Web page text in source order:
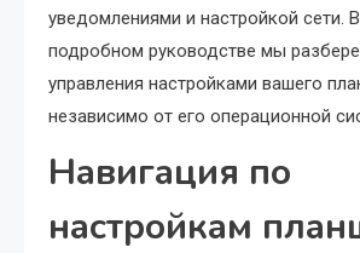
уведомлениями и настройкой сети.
подробном руководстве мы
управления настройками вашего
независимо от его операционной
Навигация по
настройкам